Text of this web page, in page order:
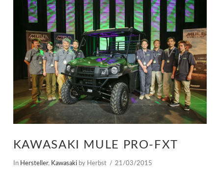
KAWASAKI MULE PRO-FXT
In Hersteller, Kawasakiby Herbst 21/03/2015